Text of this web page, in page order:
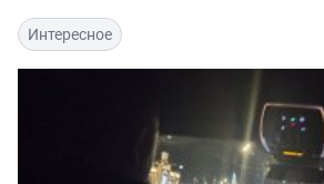
Интересное